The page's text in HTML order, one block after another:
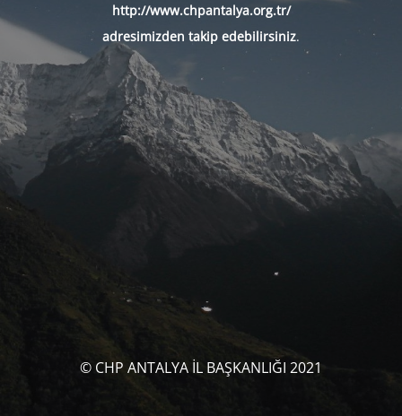
http://www.chpantalya.org.tr/
adresimizden takip edebilirsiniz.
© CHP ANTALYA İL BAŞKANLIĞI 2021